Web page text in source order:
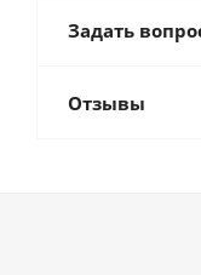
Задать
Отзывы